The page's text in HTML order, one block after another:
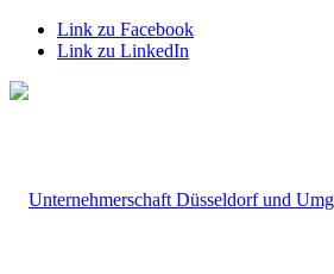
Link zu Facebook
Link zu LinkedIn